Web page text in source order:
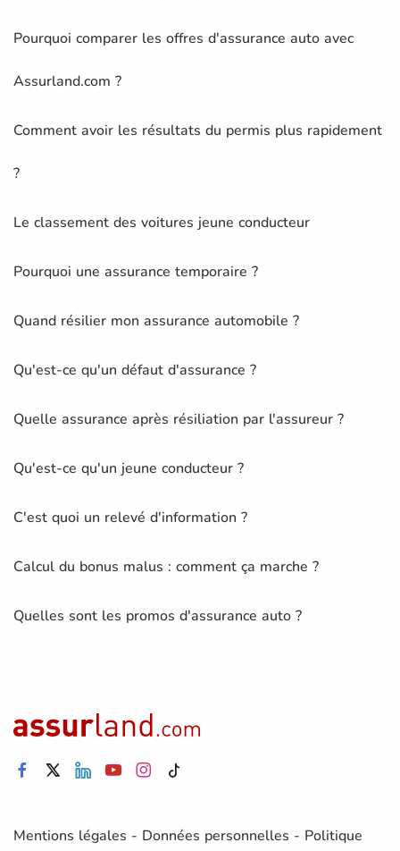
Pourquoi comparer les offres d'assurance auto avec
Assurland.com ?
Comment avoir les résultats du permis plus rapidement
?
Le classement des voitures jeune conducteur
Pourquoi une assurance temporaire ?
Quand résilier mon assurance automobile ?
Qu'est-ce qu'un défaut d'assurance ?
Quelle assurance après résiliation par l'assureur ?
Qu'est-ce qu'un jeune conducteur ?
C'est quoi un relevé d'information ?
Calcul du bonus malus : comment ça marche ?
Quelles sont les promos d'assurance auto ?
Mentions légales - Données personnelles - Politique